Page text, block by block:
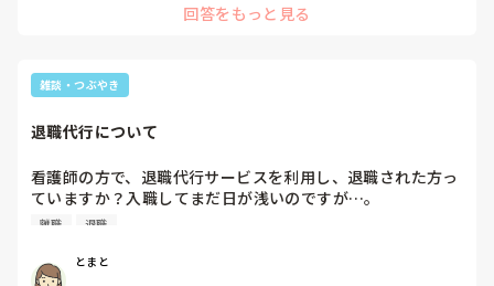
回答をもっと見る
雑談・つぶやき
退職代行について
看護師の方で、退職代行サービスを利用し、退職された方っ
ていますか？入職してまだ日が浅いのですが…。
スムーズに退職できたのか、また直接職場へ行くことはなか
ことができたのか、色々教えて頂きたいです。
離職 退職
とまと